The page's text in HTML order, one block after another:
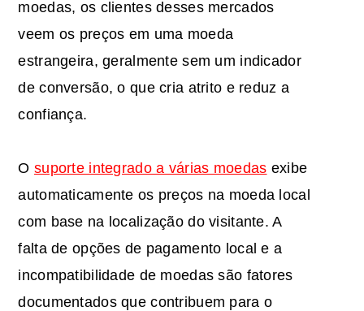
moedas, os clientes desses mercados
veem os preços em uma moeda
estrangeira, geralmente sem um indicador
de conversão, o que cria atrito e reduz a
confiança.
O suporte integrado a várias moedas exibe
automaticamente os preços na moeda local
com base na localização do visitante. A
falta de opções de pagamento local e a
incompatibilidade de moedas são fatores
documentados que contribuem para o